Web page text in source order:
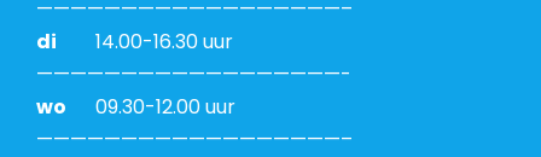
——————————————————–
di 14.00-16.30 uur
——————————————————-
wo 09.30-12.00 uur
——————————————————–